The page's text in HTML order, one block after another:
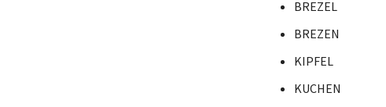
BREZEL
BREZEN
KIPFEL
KUCHEN